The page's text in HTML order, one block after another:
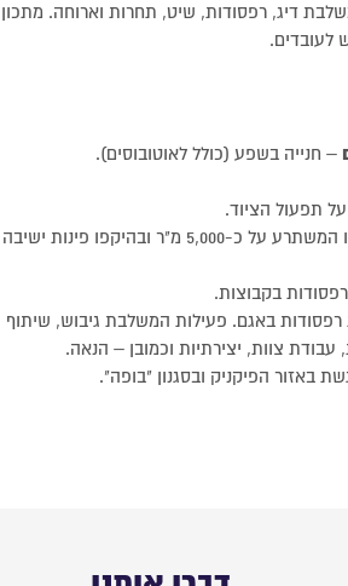
דיג, רפסודות, שיט, תחרות וארוחה.
לעובדים.
– חנייה בשפע (כולל לאוטובוסים).
תפעול הציוד.
– דיג באגם הדיג שלנו המשתרע על כ-5,000 מ"ר ובהיקפו פינות ישיבה
בקבוצות.
באגם. פעילות המשלבת גיבוש, שיתוף
צוות, יצירתיות וכמובן – הנאה.
באזור הפיקניק ובסגנון "בופה".